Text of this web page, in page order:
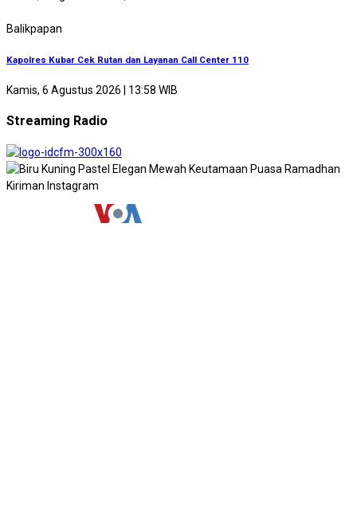
Balikpapan
Kapolres Kubar Cek Rutan dan Layanan Call Center 110
Kamis, 6 Agustus 2026 | 13:58 WIB
Streaming Radio